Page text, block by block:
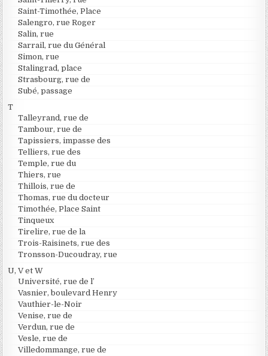
Saint-Timothée, Place
Salengro, rue Roger
Salin, rue
Sarrail, rue du Général
Simon, rue
Stalingrad, place
Strasbourg, rue de
Subé, passage
T
Talleyrand, rue de
Tambour, rue de
Tapissiers, impasse des
Telliers, rue des
Temple, rue du
Thiers, rue
Thillois, rue de
Thomas, rue du docteur
Timothée, Place Saint
Tinqueux
Tirelire, rue de la
Trois-Raisinets, rue des
Tronsson-Ducoudray, rue
U, V et W
Université, rue de l’
Vasnier, boulevard Henry
Vauthier-le-Noir
Venise, rue de
Verdun, rue de
Vesle, rue de
Villedommange, rue de